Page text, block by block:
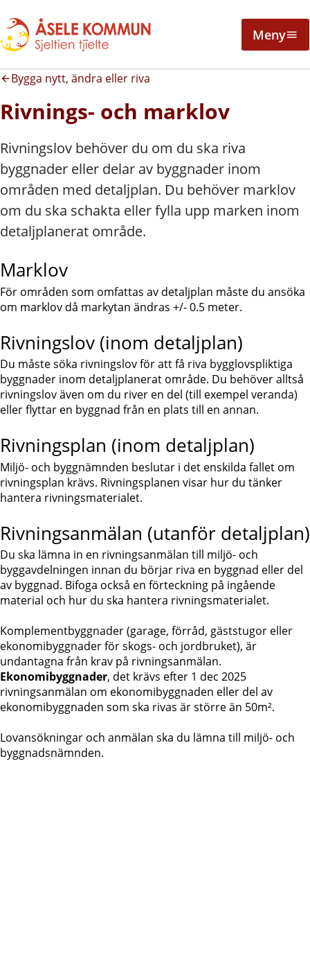
Meny
Bygga nytt, ändra eller riva
Rivnings- och marklov
Rivningslov behöver du om du ska riva
byggnader eller delar av byggnader inom
områden med detaljplan. Du behöver marklov
om du ska schakta eller fylla upp marken inom
detaljplanerat område.
Marklov
För områden som omfattas av detaljplan måste du ansöka
om marklov då markytan ändras +/- 0.5 meter.
Rivningslov (inom detaljplan)
Du måste söka rivningslov för att få riva bygglovspliktiga
byggnader inom detaljplanerat område. Du behöver alltså
rivningslov även om du river en del (till exempel veranda)
eller flyttar en byggnad från en plats till en annan.
Rivningsplan (inom detaljplan)
Miljö- och byggnämnden beslutar i det enskilda fallet om
rivningsplan krävs. Rivningsplanen visar hur du tänker
hantera rivningsmaterialet.
Rivningsanmälan (utanför detaljplan)
Du ska lämna in en rivningsanmälan till miljö- och
byggavdelningen innan du börjar riva en byggnad eller del
av byggnad. Bifoga också en förteckning på ingående
material och hur du ska hantera rivningsmaterialet.
Komplementbyggnader (garage, förråd, gäststugor eller
ekonomibyggnader för skogs- och jordbruket), är
undantagna från krav på rivningsanmälan.
Ekonomibyggnader, det krävs efter 1 dec 2025
rivningsanmälan om ekonomibyggnaden eller del av
ekonomibyggnaden som ska rivas är större än 50m².
Lovansökningar och anmälan ska du lämna till miljö- och
byggnadsnämnden.